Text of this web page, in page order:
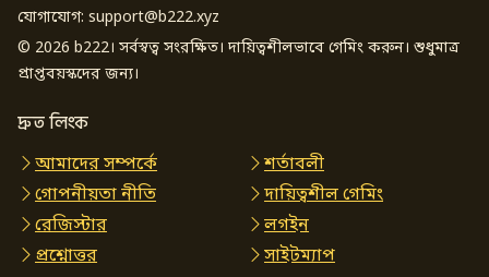
যোগাযোগ: support@b222.xyz
© 2026 b222। সর্বস্বত্ব সংরক্ষিত। দায়িত্বশীলভাবে গেমিং করুন। শুধুমাত্র
প্রাপ্তবয়স্কদের জন্য।
দ্রুত লিংক
আমাদের সম্পর্কে
শর্তাবলী
গোপনীয়তা নীতি
দায়িত্বশীল গেমিং
রেজিস্টার
লগইন
প্রশ্নোত্তর
সাইটম্যাপ